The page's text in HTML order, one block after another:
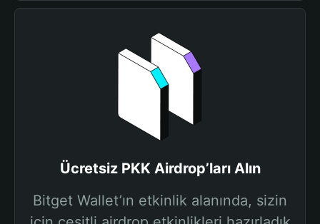
Ücretsiz PKK Airdrop’ları Alın
Bitget Wallet’ın etkinlik alanında, sizin